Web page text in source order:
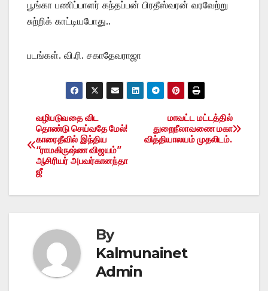
பூங்கா பணிப்பாளர் கந்தப்பன் பிரதீஸ்வரன் வரவேற்று
சுற்றிக் காட்டியபோது..
படங்கள். வி.ரி. சகாதேவராஜா
Post
navigation
மாவட்ட மட்டத்தில்
துறைநீலாவணை மகா
வித்தியாலயம் முதலிடம்.
வழிபடுவதை விட
தொண்டு செய்வதே மேல்!
காரைதீவில் இந்திய
“ராமகிருஷ்ண விஜயம்”
ஆசிரியர் அபவர்கானந்தா
ஜீ
By
Kalmunainet
Admin